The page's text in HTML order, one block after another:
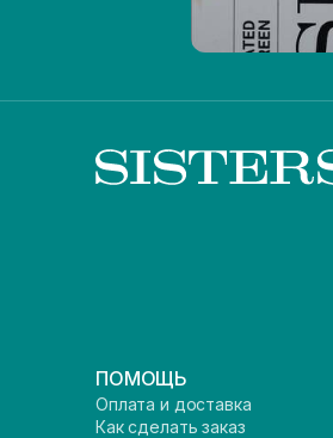
ПОМОЩЬ
Оплата и доставка
Как сделать заказ